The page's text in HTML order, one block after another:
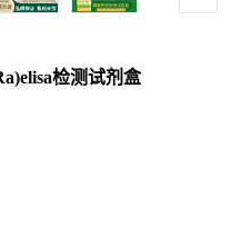
检测试剂盒